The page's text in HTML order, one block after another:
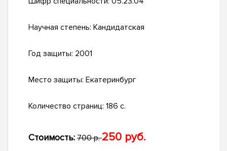
Научная степень: Кандидатская
Год защиты: 2001
Место защиты: Екатеринбург
Количество страниц: 186 с.
Стоимость: 700 р.250 руб.